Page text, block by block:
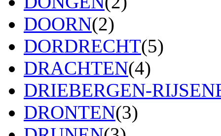
DOORN(2)
DORDRECHT(5)
DRACHTEN(4)
DRIEBERGEN-
DRONTEN(3)